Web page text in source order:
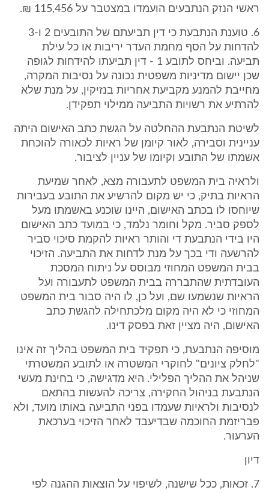
ראשי הנזק הנתבעים הועמדו במצטבר על 115,456 ₪.
6. טוענת הנתבעת כי דין תביעתם של התובעים 2 ו-3
להדחות על הסף מחמת העדר יריבות או כל עילת
תביעה. וביחס לתובע 1 - דין תביעתו להידחות לגופה
שכן יישום מדיניות משפטית נכונה על נסיבות המקרה,
מחייבת להמנע מקביעת אחריות בנזיקין, על מנת שלא
להרתיע את רשויות התביעה ממילוי תפקידן.
לשיטת הנתבעת ההחלטה על הגשת כתב האישום היתה
עניינית וסבירה, לאור קיומן של ראיות לכאורה להוכחת
אשמתו של התובע וקיומו של עניין לציבור.
ולראיה בית המשפט לתעבורה מצא, לאחר שמיעת
הראיות בתיק, כי יש מקום להרשיע את התובע בעבירות
שיוחסו לו בכתב האישום, היינו שוכנע באשמתו מעל
לספק סביר. מקל וחומר נלמד, כי במועד כתב האישום
היו בידי הנתבעת די והותר ראיות להקמת סיכוי סביר
להרשעה ודי בכך על מנת לדחות את התביעה. הזיכוי
בבית המשפט המחוזי מבוסס על ניתוח המסכת
העובדתית שהתבררה בבית המשפט לתעבורה ועל
הראיות שנשמעו שם, ועל כן, לו היה סבור בית המשפט
המחוזי כי לא היה מקום מלכתחילה להגשת כתב
האישום, היה מציין זאת בפסק דינו.
מוסיפה הנתבעת, כי תפקיד בית המשפט בהליך זה אינו
"לחלק ציונים" לחוקרי המשטרה או לתובע המשטרתי
שניהל את ההליך הפלילי. היא מדגישה, כי בחינת מעשי
הנתבעת בניהול החקירה, צריכה להעשות בהתאם
לנסיבות ולראיות שעמדו בפני התביעה באותו מועד, ולא
פבריזמת החוכמה שבדיעבד לאחר הזיכוי בערכאת
הערעור.
דיון
7. זכאות, ככל שישנה, לשיפוי על הוצאות ההגנה לפי